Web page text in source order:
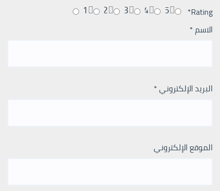
Rating
*
5
4
3
2
1
الاسم*
البريد الإلكتروني*
الموقع الإلكتروني